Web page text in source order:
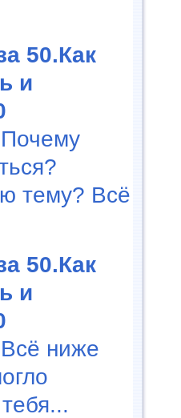
50.Как
и
тему? Всё
50.Как
и
ниже